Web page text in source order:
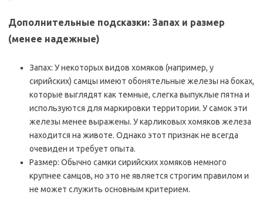
Дополнительные подсказки: Запах и размер
(менее надежные)
Запах: У некоторых видов хомяков (например, у
сирийских) самцы имеют обонятельные железы на боках,
которые выглядят как темные, слегка выпуклые пятна и
используются для маркировки территории. У самок эти
железы менее выражены. У карликовых хомяков железа
находится на животе. Однако этот признак не всегда
очевиден и требует опыта.
Размер: Обычно самки сирийских хомяков немного
крупнее самцов, но это не является строгим правилом и
не может служить основным критерием.